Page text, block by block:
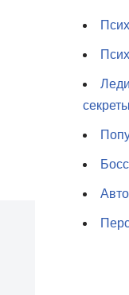
секреты
Босс